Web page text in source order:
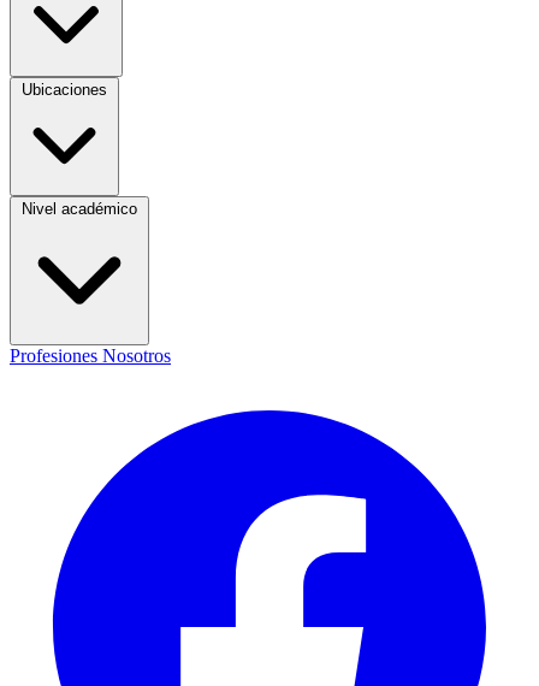
Ubicaciones
Nivel académico
Profesiones Nosotros